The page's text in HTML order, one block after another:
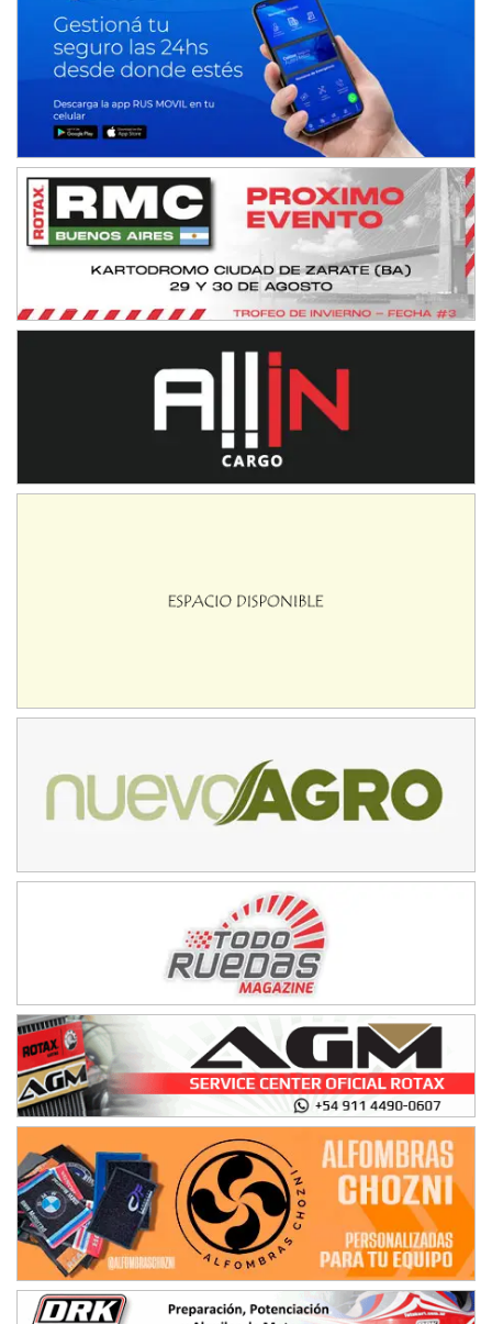
NORESTE SANTAFESINO - F6
Ciudad de Avellaneda (Asfalto)
Avellaneda (Santa Fe)
SUR SANTAFESINO - F4
José Samuel Sánchez (Tierra)
TUCUMANO - F5
Juan Navarro (Asfalto)
El Timbó (Tucumán)